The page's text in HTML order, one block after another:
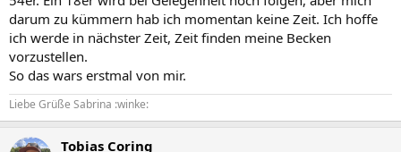
darum zu kümmern hab ich momentan keine Zeit. Ich hoffe
ich werde in nächster Zeit, Zeit finden meine Becken
vorzustellen.
So das wars erstmal von mir.
Liebe Grüße Sabrina :winke:
Tobias Coring